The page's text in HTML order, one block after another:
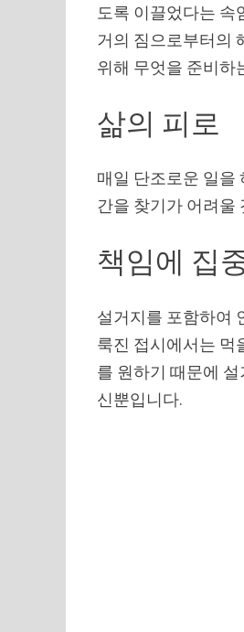
도록 이끌었다는
거의 짐으로부터의
위해 무엇을 준비하
삶의 피로
매일 단조로운 일을
간을 찾기가 어려울
책임에 집
설거지를 포함하여
룩진 접시에서는 먹
를 원하기 때문에
신뿐입니다.